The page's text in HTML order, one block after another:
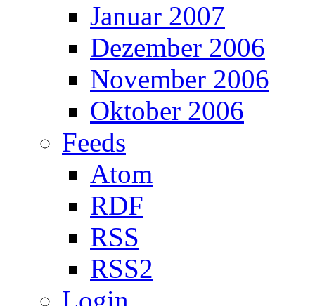
Januar 2007
Dezember 2006
November 2006
Oktober 2006
Feeds
Atom
RDF
RSS
RSS2